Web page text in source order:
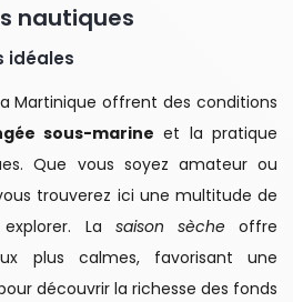
nautiques
idéales
Martinique offrent des conditions
sous-marine et la pratique
Que vous soyez amateur ou
trouverez ici une multitude de
La saison sècheoffre
plus calmes, favorisant une
découvrir la richesse des fonds